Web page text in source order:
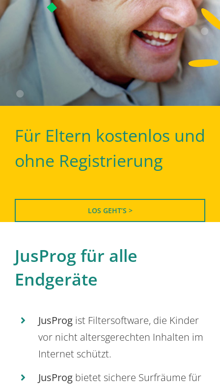
Für Eltern kostenlos und
ohne Registrierung
LOS GEHT’S >
JusProg für alle
Endgeräte
JusProg ist Filtersoftware, die Kinder
vor nicht altersgerechten Inhalten im
Internet schützt.
JusProg bietet sichere Surfräume für